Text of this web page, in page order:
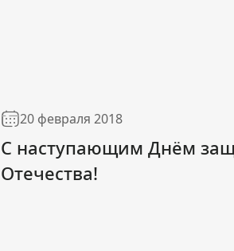
20 февраля 2018
С наступающим Днём
Отечества!